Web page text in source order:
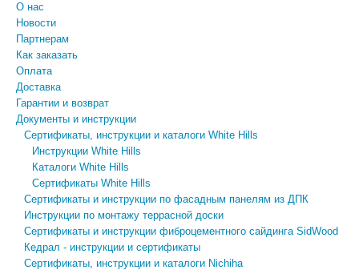
О нас
Новости
Партнерам
Как заказать
Оплата
Доставка
Гарантии и возврат
Документы и инструкции
Сертификаты, инструкции и каталоги White Hills
Инструкции White Hills
Каталоги White Hills
Сертификаты White Hills
Сертификаты и инструкции по фасадным панелям из ДПК
Инструкции по монтажу террасной доски
Сертификаты и инструкции фиброцементного сайдинга SidWood
Кедрал - инструкции и сертификаты
Сертификаты, инструкции и каталоги Nichiha